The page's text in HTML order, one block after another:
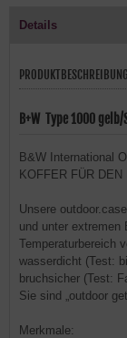
Details
PRODUKTBESCHREIBUNG
B+W Type 1000
B&W International
KOFFER FÜR
Unsere
und unter extremen
Temperaturbereich
wasserdicht (Test:
bruchsicher (Test:
Sie sind „outdoor
Merkmale: